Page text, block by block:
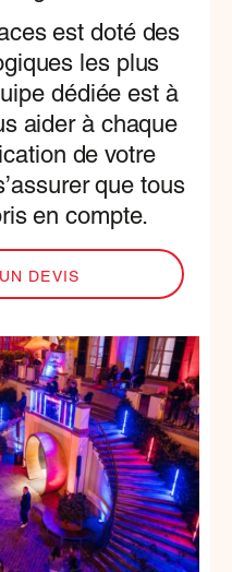
est doté des
les plus
dédiée est à
aider à chaque
de votre
que tous
en compte.
DEVIS